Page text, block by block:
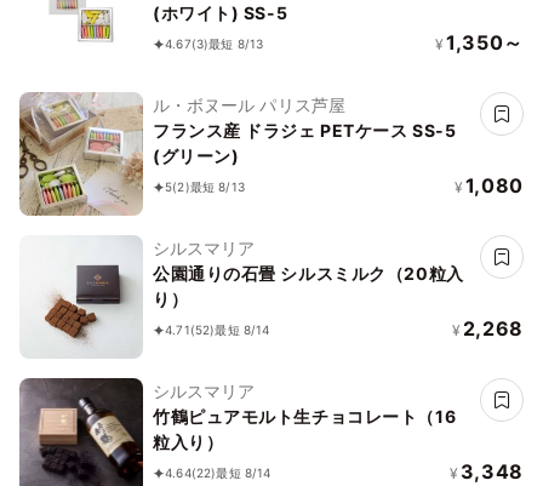
(ホワイト) SS-5
4.67(3)最短 8/13 ¥ 1,350～
ル・ボヌール パリス芦屋
フランス産 ドラジェ PETケース SS-5
(グリーン)
5(2)最短 8/13 ¥ 1,080
シルスマリア
公園通りの石畳 シルスミルク（20粒入
り）
4.71(52)最短 8/14 ¥ 2,268
シルスマリア
竹鶴ピュアモルト生チョコレート（16
粒入り）
4.64(22)最短 8/14 ¥ 3,348